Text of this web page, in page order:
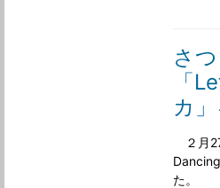
さ
「
カ
２月
た。